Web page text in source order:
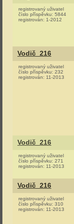
registrovaný uživatel
číslo příspěvku: 5844
registrován: 1-2012
Vodič_216
registrovaný uživatel
číslo příspěvku: 232
registrován: 11-2013
Vodič_216
registrovaný uživatel
číslo příspěvku: 271
registrován: 11-2013
Vodič_216
registrovaný uživatel
číslo příspěvku: 310
registrován: 11-2013